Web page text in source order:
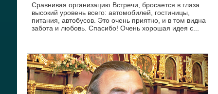
Сравнивая организацию Встречи, бросается в глаза
высокий уровень всего: автомобилей, гостиницы,
питания, автобусов. Это очень приятно, и в том видна
забота и любовь. Спасибо! Очень хорошая идея с...